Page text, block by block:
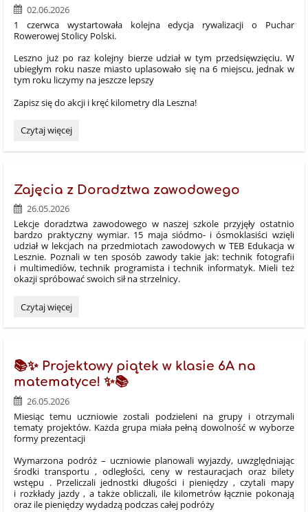
02.06.2026
1 czerwca wystartowała kolejna edycja rywalizacji o Puchar
Rowerowej Stolicy Polski.
Leszno już po raz kolejny bierze udział w tym przedsięwzięciu. W
ubiegłym roku nasze miasto uplasowało się na 6 miejscu, jednak w
tym roku liczymy na jeszcze lepszy
Zapisz się do akcji i kręć kilometry dla Leszna!
Rowerowa
Polski
Czytaj więcej
Zajęcia z Doradztwa zawodowego
26.05.2026
Lekcje doradztwa zawodowego w naszej szkole przyjęły ostatnio
bardzo praktyczny wymiar. 15 maja siódmo- i ósmoklasiści wzięli
udział w lekcjach na przedmiotach zawodowych w TEB Edukacja w
Lesznie. Poznali w ten sposób zawody takie jak: technik fotografii
i multimediów, technik programista i technik informatyk. Mieli też
okazji spróbować swoich sił na strzelnicy.
Zajęcia
Doradztwa
Czytaj więcej
📚✨ Projektowy piątek w klasie 6A na
matematyce! ✨📚
26.05.2026
Miesiąc temu uczniowie zostali podzieleni na grupy i otrzymali
tematy projektów. Każda grupa miała pełną dowolność w wyborze
formy prezentacji
Wymarzona podróż – uczniowie planowali wyjazdy, uwzględniając
środki transportu , odległości, ceny w restauracjach oraz bilety
wstępu . Przeliczali jednostki długości i pieniędzy , czytali mapy
i rozkłady jazdy , a także obliczali, ile kilometrów łącznie pokonają
oraz ile pieniędzy wydadzą podczas całej podróży